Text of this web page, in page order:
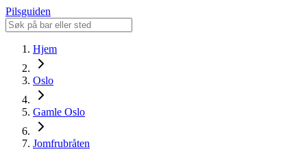
Pilsguiden
Hjem
Oslo
Gamle Oslo
Jomfrubråten